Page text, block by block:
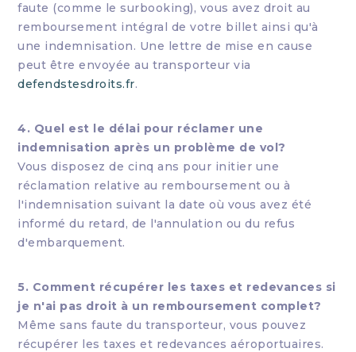
faute (comme le surbooking), vous avez droit au
remboursement intégral de votre billet ainsi qu'à
une indemnisation. Une lettre de mise en cause
peut être envoyée au transporteur via
defendstesdroits.fr.
4. Quel est le délai pour réclamer une
indemnisation après un problème de vol?
Vous disposez de cinq ans pour initier une
réclamation relative au remboursement ou à
l'indemnisation suivant la date où vous avez été
informé du retard, de l'annulation ou du refus
d'embarquement.
5. Comment récupérer les taxes et redevances si
je n'ai pas droit à un remboursement complet?
Même sans faute du transporteur, vous pouvez
récupérer les taxes et redevances aéroportuaires.